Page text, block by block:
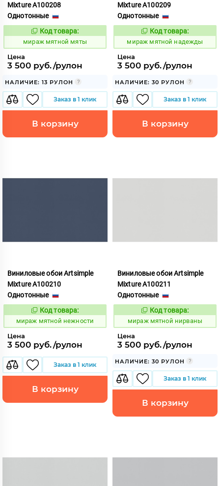
Mixture A100208
Однотонные
992181
Код товара:
мираж мятной мяты
Цена
3 500 руб./рулон
НАЛИЧИЕ: 13 РУЛОН
Заказ в 1 клик
В корзину
Mixture A100209
Однотонные
992182
Код товара:
мираж мятной надежды
Цена
3 500 руб./рулон
НАЛИЧИЕ: 30 РУЛОН
Заказ в 1 клик
В корзину
Виниловые обои Artsimple
Mixture A100210
Однотонные
992183
Код товара:
мираж мятной нежности
Цена
3 500 руб./рулон
Заказ в 1 клик
В корзину
Виниловые обои Artsimple
Mixture A100211
Однотонные
992184
Код товара:
мираж мятной нирваны
Цена
3 500 руб./рулон
НАЛИЧИЕ: 30 РУЛОН
Заказ в 1 клик
В корзину